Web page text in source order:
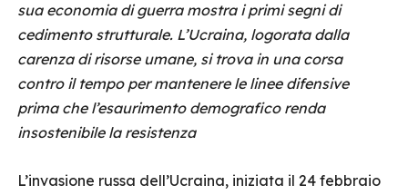
sua economia di guerra mostra i primi segni di
cedimento strutturale. L’Ucraina, logorata dalla
carenza di risorse umane, si trova in una corsa
contro il tempo per mantenere le linee difensive
prima che l’esaurimento demografico renda
insostenibile la resistenza
L’invasione russa dell’Ucraina, iniziata il 24 febbraio